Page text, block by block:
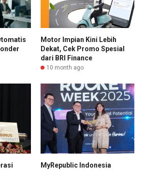
Motor Impian Kini Lebih
Dekat, Cek Promo Spesial
dari BRI Finance
10 month ago
MyRepublic Indonesia